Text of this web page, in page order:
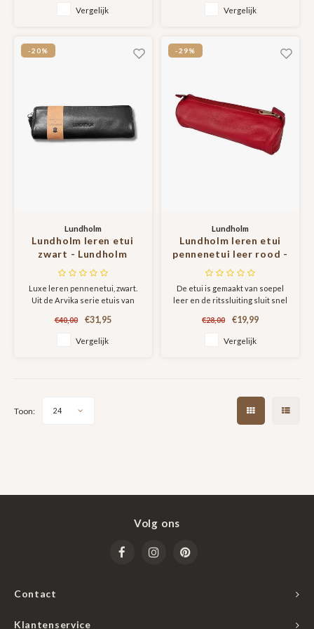
voor vrouw
tas voor op reis en onderweg.
Ook leuk om als cadeautje te
Vergelijk
Lundholm Arvika serie
vrouwen cadeautjes |
Scandinavisch design -
Vergelijk
-20%
Lundholm
Lundholm leren etui
zwart - Lundholm
Arvika serie etuis
Luxe leren pennenetui, zwart.
Uit de Arvika serie etuis van
€40,00
€31,95
Vergelijk
-29%
Lundholm
Lundholm leren etui
pennenetui leer rood -
pennenzak
volwassenen - cadeau
voor vrouw - vrouwen
cadeautjes
De etui is gemaakt van soepel
leer en de ritssluiting sluit snel
heeft voldoende ruimte voor
vele pennen en potloden en is
van duurzame kwaliteit.
€28,00 €19,99
Vergelijk
Toon: 24
Contact
Volg ons
Klantenservice